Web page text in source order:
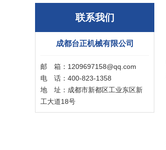
联系我们
成都台正机械有限公司
邮 箱：1209697158@qq.com
电 话：400-823-1358
地 址：成都市新都区工业东区新
工大道18号